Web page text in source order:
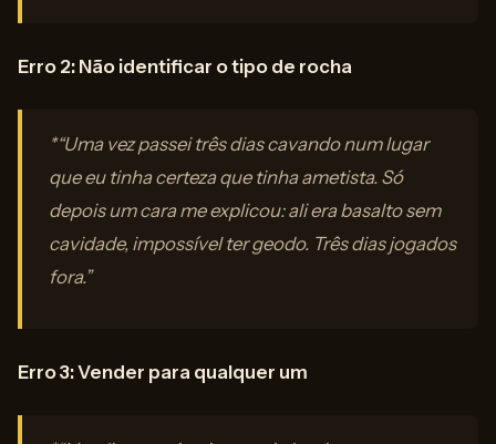
Erro 2: Não identificar o tipo de rocha
*“Uma vez passei três dias cavando num lugar
que eu tinha certeza que tinha ametista. Só
depois um cara me explicou: ali era basalto sem
cavidade, impossível ter geodo. Três dias jogados
fora.”
Erro 3: Vender para qualquer um